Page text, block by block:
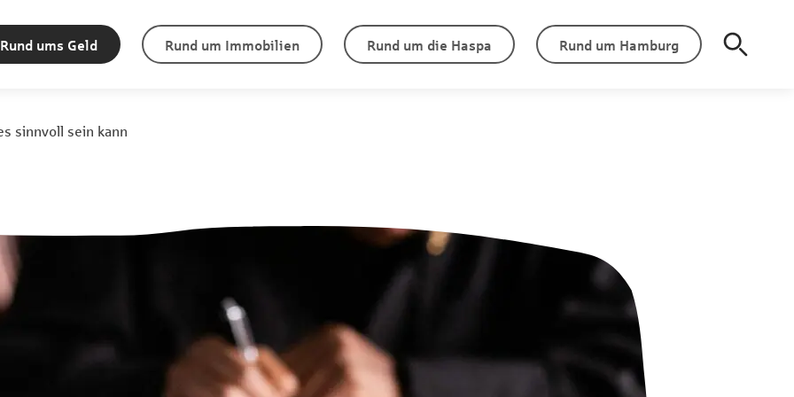
Rund ums Geld Rund um Immobilien Rund um die Haspa Rund um Hamburg
sinnvoll sein kann